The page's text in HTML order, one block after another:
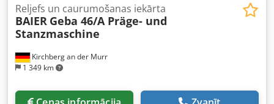
Kirchberg an der Murr
1 349 km
Reljefs un caurumošanas iekārta
BAIER Geba 46/A Präge- und
Stanzmaschine